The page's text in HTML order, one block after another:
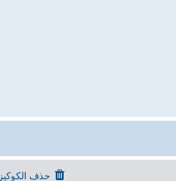
حذف الكوكيز